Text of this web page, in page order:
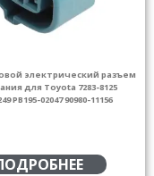
электрический разъем
для Toyota 7283-8125
PB195-02047 90980-11156